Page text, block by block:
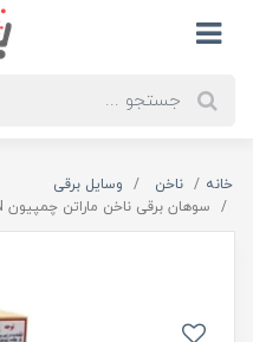
خانه ناخن
وسایل برقی
سوهان برقی ناخن ماراتن چمپیون MARATHON CHAMPION